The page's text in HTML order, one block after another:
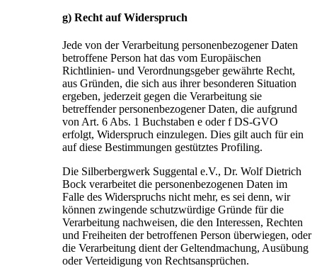
g) Recht auf Widerspruch
Jede von der Verarbeitung personenbezogener Daten
betroffene Person hat das vom Europäischen
Richtlinien- und Verordnungsgeber gewährte Recht,
aus Gründen, die sich aus ihrer besonderen Situation
ergeben, jederzeit gegen die Verarbeitung sie
betreffender personenbezogener Daten, die aufgrund
von Art. 6 Abs. 1 Buchstaben e oder f DS-GVO
erfolgt, Widerspruch einzulegen. Dies gilt auch für ein
auf diese Bestimmungen gestütztes Profiling.
Die Silberbergwerk Suggental e.V., Dr. Wolf Dietrich
Bock verarbeitet die personenbezogenen Daten im
Falle des Widerspruchs nicht mehr, es sei denn, wir
können zwingende schutzwürdige Gründe für die
Verarbeitung nachweisen, die den Interessen, Rechten
und Freiheiten der betroffenen Person überwiegen, oder
die Verarbeitung dient der Geltendmachung, Ausübung
oder Verteidigung von Rechtsansprüchen.